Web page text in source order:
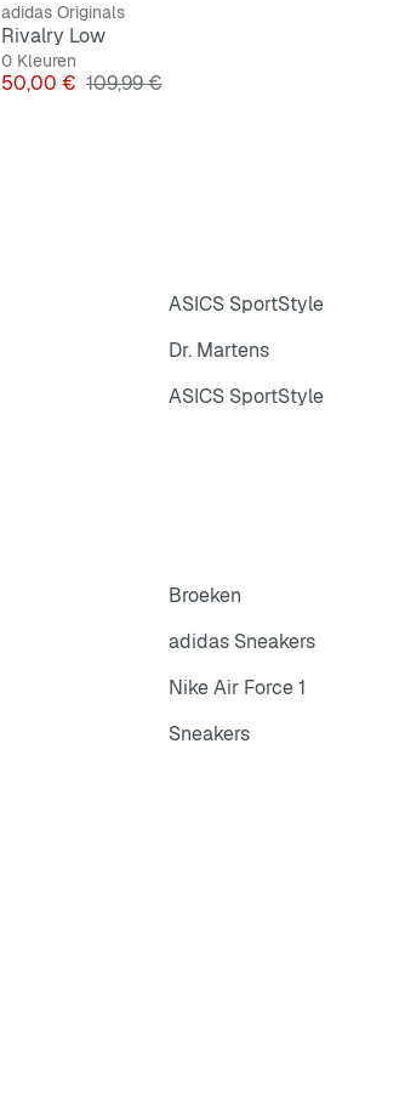
adidas Originals
Rivalry Low
0 Kleuren
Prijs
50,00 € Originele Prijs
109,99 €
ASICS SportStyle
Dr. Martens
ASICS SportStyle
Broeken
adidas Sneakers
Nike Air Force 1
Sneakers